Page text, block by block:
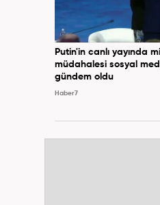
Putin'in canlı yayında
müdahalesi sosyal
gündem oldu
Haber7